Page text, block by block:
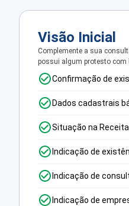
Visão Inicial
Complemente a sua
possui algum protesto com
Confirmação de
Dados cadastrais
Situação na Receita
Indicação de
Indicação de
Indicação de